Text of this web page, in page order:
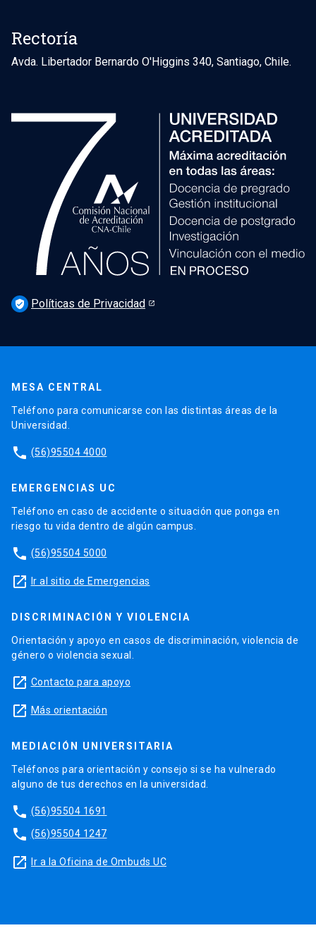
Rectoría
Avda. Libertador Bernardo O'Higgins 340, Santiago, Chile.
verified_user Políticas de Privacidad
MESA CENTRAL
Teléfono para comunicarse con las distintas áreas de la
Universidad.
phone (56)95504 4000
EMERGENCIAS UC
Teléfono en caso de accidente o situación que ponga en
riesgo tu vida dentro de algún campus.
phone (56)95504 5000
launch Ir al sitio de Emergencias
DISCRIMINACIÓN Y VIOLENCIA
Orientación y apoyo en casos de discriminación, violencia de
género o violencia sexual.
launch Contacto para apoyo
launch Más orientación
MEDIACIÓN UNIVERSITARIA
Teléfonos para orientación y consejo si se ha vulnerado
alguno de tus derechos en la universidad.
phone (56)95504 1691
phone (56)95504 1247
launch Ir a la Oficina de Ombuds UC